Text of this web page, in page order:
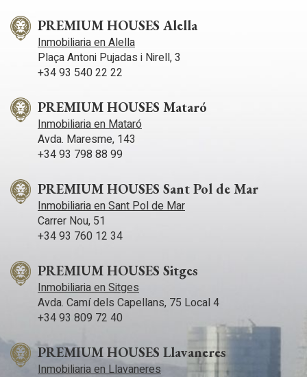
PREMIUM HOUSES Alella
Inmobiliaria en Alella
Plaça Antoni Pujadas i Nirell, 3
+34 93 540 22 22
PREMIUM HOUSES Mataró
Inmobiliaria en Mataró
Avda. Maresme, 143
+34 93 798 88 99
PREMIUM HOUSES Sant Pol de Mar
Inmobiliaria en Sant Pol de Mar
Carrer Nou, 51
+34 93 760 12 34
PREMIUM HOUSES Sitges
Inmobiliaria en Sitges
Avda. Camí­ dels Capellans, 75 Local 4
+34 93 809 72 40
PREMIUM HOUSES Llavaneres
Inmobiliaria en Llavaneres